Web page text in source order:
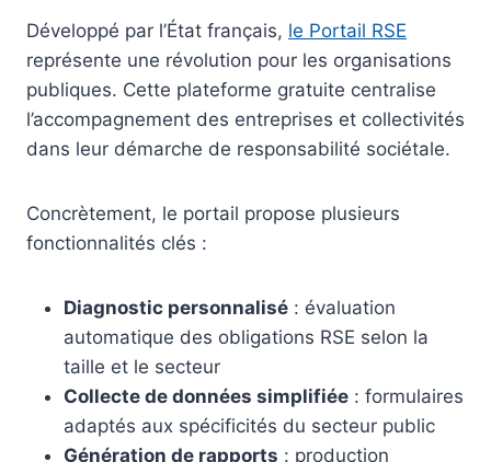
Développé par l’État français, le Portail RSE
représente une révolution pour les organisations
publiques. Cette plateforme gratuite centralise
l’accompagnement des entreprises et collectivités
dans leur démarche de responsabilité sociétale.
Concrètement, le portail propose plusieurs
fonctionnalités clés :
Diagnostic personnalisé : évaluation
automatique des obligations RSE selon la
taille et le secteur
Collecte de données simplifiée : formulaires
adaptés aux spécificités du secteur public
Génération de rapports : production